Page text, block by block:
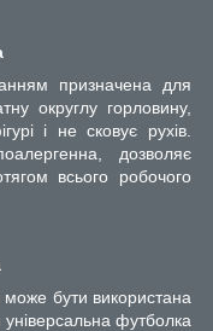
призначена для
округлу горловину,
і не сковує рухів.
дозволяє
всього робочого
може бути використана
футболка